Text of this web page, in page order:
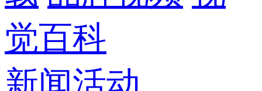
觉百科